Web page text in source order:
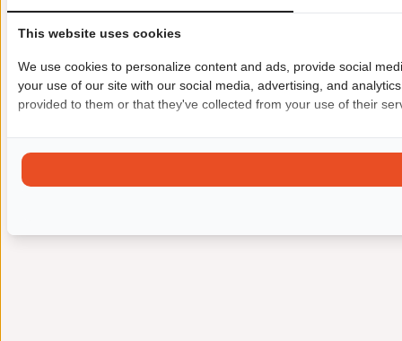
This website uses cookies
We use cookies to personalize content and ads, provide social
your use of our site with our social media, advertising, and
provided to them or that they've collected from your use of their